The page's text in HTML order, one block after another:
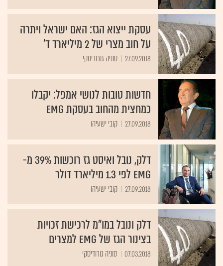
עסקת ייצוא הגז: האם ישראל ויתרה
על חוב מצרי של 2 מיליארד ד'
27.09.2018 סוניה גורודיסקי
חדשות טובות לנושי אמפל: יקבלו
כמחצית מהחוב בעסקת EMG
27.09.2018 קובי ישעיהו
דלק, נובל ואיסט גז רוכשות 39% מ-
EMG לפי 1.3 מיליארד דולר
27.09.2018 קובי ישעיהו
דלק ונובל במו"מ לרכישת זכויות
בצינור הגז של EMG למצרים
07.03.2018 סוניה גורודיסקי